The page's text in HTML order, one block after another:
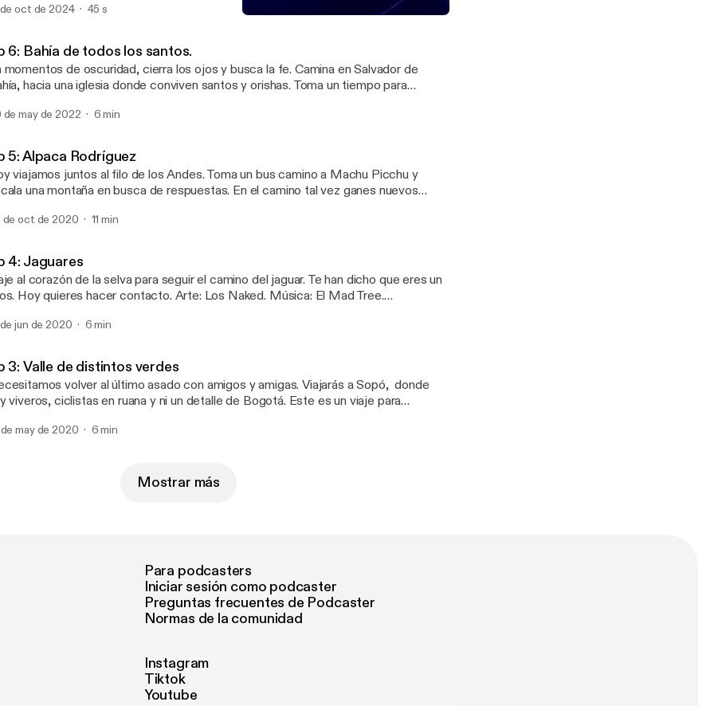
Maldito Vacío. Ven a hacer parte de este viaje. Suscríbete a Juventud
open.spotify.com/show/6hLPiKSZFtaigMvddsCSxR?
de oct de 2024 45 s
6: Bahía de todos los santos.
momentos de oscuridad, cierra los ojos y busca la fe. Camina en Salvador de
hacia una iglesia donde conviven santos y orishas. Toma un tiempo para
de may de 2022 6 min
5: Alpaca Rodríguez
viajamos juntos al filo de los Andes. Toma un bus camino a Machu Picchu y
una montaña en busca de respuestas. En el camino tal vez ganes nuevos
Tree. Ayúdanos a recomendar este podcast en redes sociales con
de oct de 2020 11 min
4: Jaguares
al corazón de la selva para seguir el camino del jaguar. Te han dicho que eres un
Hoy quieres hacer contacto. Arte: Los Naked. Música: El Mad Tree.
twitter.com/WWFColombia [https://twitter.com/WWFColombia] Más
twitter.com/cealdes?lang=en]
jun de 2020 6 min
3: Valle de distintos verdes
volver al último asado con amigos y amigas. Viajarás a Sopó, donde
viveros, ciclistas en ruana y ni un detalle de Bogotá. Este es un viaje para
may de 2020 6 min
Mostrar más
Para podcasters
Iniciar sesión como podcaster
Preguntas frecuentes de Podcaster
Normas de la comunidad
Instagram
Tiktok
Youtube